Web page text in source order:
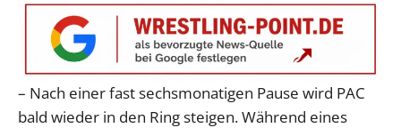
– Nach einer fast sechsmonatigen Pause wird PAC
bald wieder in den Ring steigen. Während eines